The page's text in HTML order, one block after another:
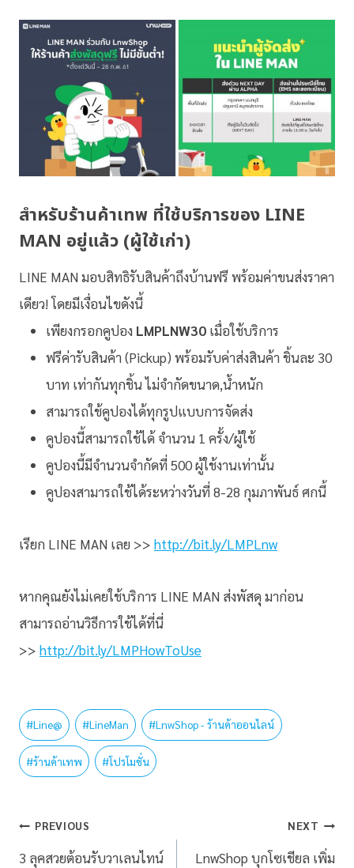
สำหรับร้านค้าเทพ ที่ใช้บริการของ LINE
MAN อยู่แล้ว (ผู้ใช้เก่า)
LINE MAN มอบสิทธิรับสินค้าถึงบ้านฟรี พร้อมค่าขนส่งราคา
เดียว! โดยมีเงื่อนไขดังนี้
เพียงกรอกคูปอง LMPLNW30 เมื่อใช้บริการ
ฟรีค่ารับสินค้า (Pickup) พร้อมรับค่าส่งสินค้า ชิ้นละ 30
บาท เท่ากันทุกชิ้น ไม่จำกัดขนาด,น้ำหนัก
สามารถใช้คูปองได้ทุกรูปแบบการจัดส่ง
คูปองนี้สามารถใช้ได้ จำนวน 1 ครั้ง/ผู้ใช้
คูปองนี้มีจำนวนจำกัดที่ 500 ผู้ใช้งานเท่านั้น
คูปองสามารถใช้ได้ระหว่างวันที่ 8-28 กุมภาพันธ์ ศกนี้
เรียก LINE MAN เลย >> http://bit.ly/LMPLnw
หากคุณยังไม่เคยใช้บริการ LINE MAN ส่งพัสดุ มาก่อน
สามารถอ่านวิธีการใช้ได้ที่นี่
>> http://bit.ly/LMPHowToUse
#Line@ #LineMan #LnwShop - ร้านค้าออนไลน์
#ร้านค้าเทพ #โปรโมชั่น
PREVIOUS
3 ลุคสวยต้อนรับวาเลนไทน์
NEXT
LnwShop บุกโซเชียล เพิ่ม